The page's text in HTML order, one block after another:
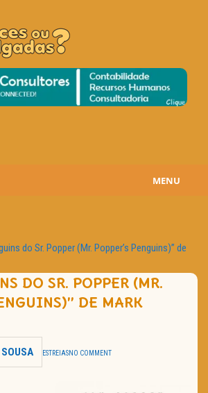
MENU
do Sr. Popper (Mr. Popper’s Penguins)” de
DO SR. POPPER (MR.
DE MARK
ESTREIASNO COMMENT